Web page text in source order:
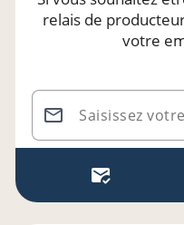
relais de
votre
Saisissez